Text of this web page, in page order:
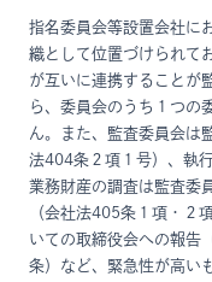
指名委員会等設置会社に
織として位置づけられて
が互いに連携することが
ら、委員会のうち１つの
ん。また、監査委員会は
法404条２項１号）、執
業務財産の調査は監査委
（会社法405条１項・２
いての取締役会への報告
条）など、緊急性が高い